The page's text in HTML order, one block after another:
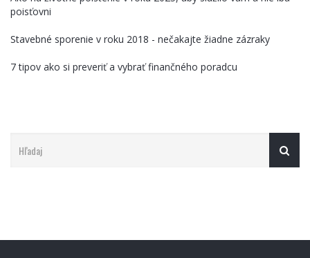
poisťovni
Stavebné sporenie v roku 2018 - nečakajte žiadne zázraky
7 tipov ako si preveriť a vybrať finančného poradcu